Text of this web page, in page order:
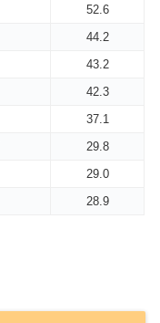
52.6
44.2
43.2
42.3
37.1
29.8
29.0
28.9